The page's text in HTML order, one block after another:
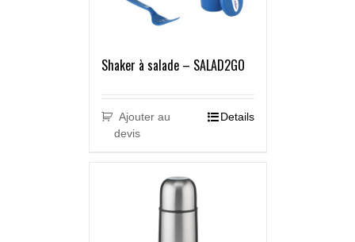
Shaker à salade – SALAD2GO
Ajouter au
devis
Details